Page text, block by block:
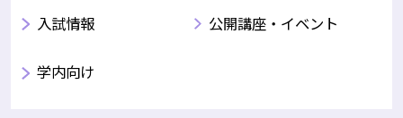
入試情報 公開講座・イベント
学内向け